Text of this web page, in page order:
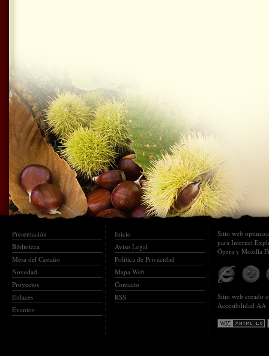
Presentación
Biblioteca
Mesa del Castaño
Novedad
Proyectos
Enlaces
Eventos
Inicio
Aviso Legal
Política de Privacidad
Mapa Web
Contacto
RSS
Sitio web
para Internet
Ópera y Mozilla
Sitio web creado
Accesibilidad AA